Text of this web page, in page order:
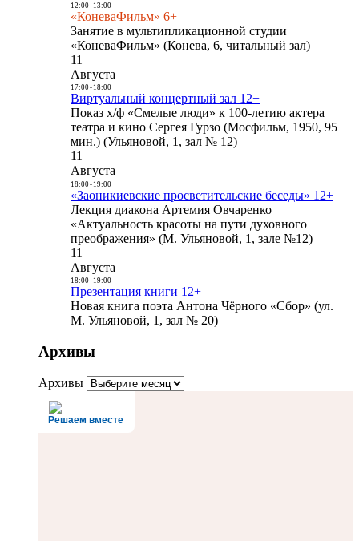
12:00- 13:00
«КоневаФильм» 6+
Занятие в мультипликационной студии
«КоневаФильм» (Конева, 6, читальный зал)
11
Августа
17:00- 18:00
Виртуальный концертный зал 12+
Показ х/ф «Смелые люди» к 100-летию актера
театра и кино Сергея Гурзо (Мосфильм, 1950, 95
мин.) (Ульяновой, 1, зал № 12)
11
Августа
18:00- 19:00
«Заоникиевские просветительские беседы» 12+
Лекция диакона Артемия Овчаренко
«Актуальность красоты на пути духовного
преображения» (М. Ульяновой, 1, зале №12)
11
Августа
18:00- 19:00
Презентация книги 12+
Новая книга поэта Антона Чёрного «Сбор» (ул.
М. Ульяновой, 1, зал № 20)
Архивы
Архивы
Решаем вместе